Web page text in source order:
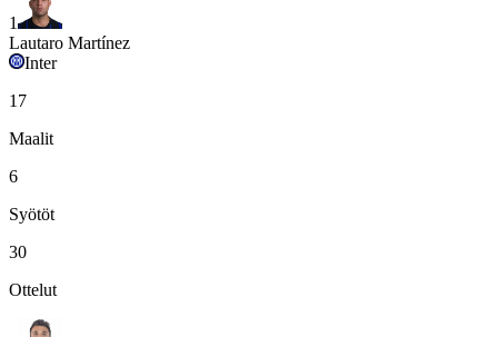
1
Lautaro Martínez
Inter
17
Maalit
6
Syötöt
30
Ottelut